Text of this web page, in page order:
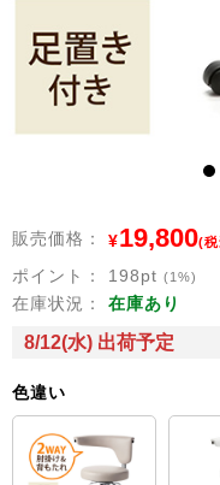
販売価格： ¥19,800(税
ポイント： 198pt (1%)
在庫状況： 在庫あり
8/12(水) 出荷予定
色違い